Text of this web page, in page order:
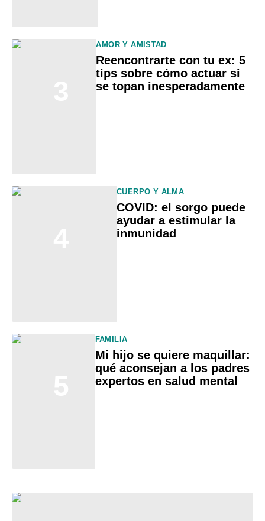
AMOR Y AMISTAD
Reencontrarte con tu ex: 5
tips sobre cómo actuar si
se topan inesperadamente
CUERPO Y ALMA
COVID: el sorgo puede
ayudar a estimular la
inmunidad
FAMILIA
Mi hijo se quiere maquillar:
qué aconsejan a los padres
expertos en salud mental